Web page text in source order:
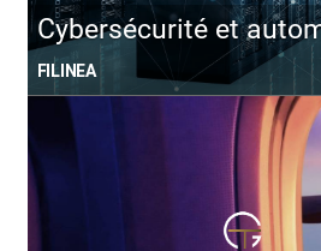
Cybersécurité et
FILINEA